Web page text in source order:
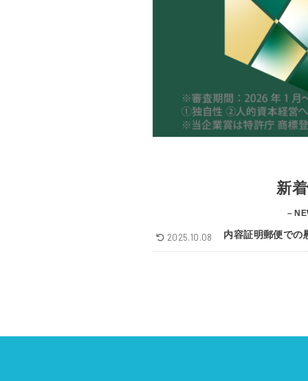
新
–
内容証明郵便での
2025.10.08